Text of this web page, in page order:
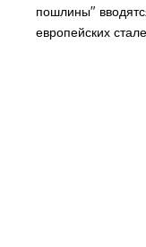
пошлины"
европейских